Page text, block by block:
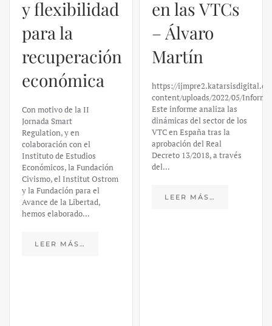
y flexibilidad
para la
recuperación
económica
Con motivo de la II
Jornada Smart
Regulation, y en
colaboración con el
Instituto de Estudios
Económicos, la Fundación
Civismo, el Institut Ostrom
y la Fundación para el
Avance de la Libertad,
hemos elaborado…
LEER MÁS…
en las VTCs
– Álvaro
Martín
https://
content/uploads/2022/05/
Este informe analiza las
dinámicas del sector de los
VTC en España tras la
aprobación del Real
Decreto 13/2018, a través
del…
LEER MÁS…